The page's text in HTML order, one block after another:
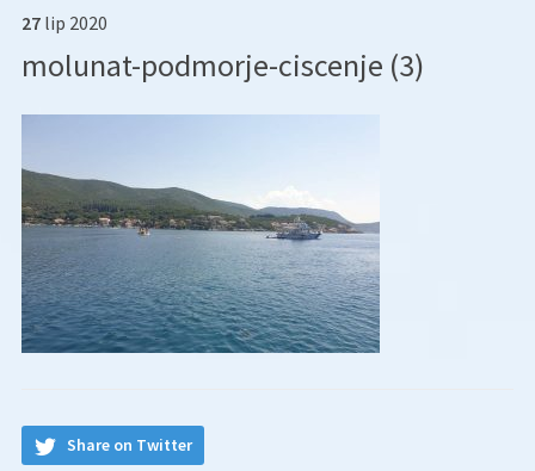
27 lip 2020
molunat-podmorje-ciscenje (3)
Share on Twitter